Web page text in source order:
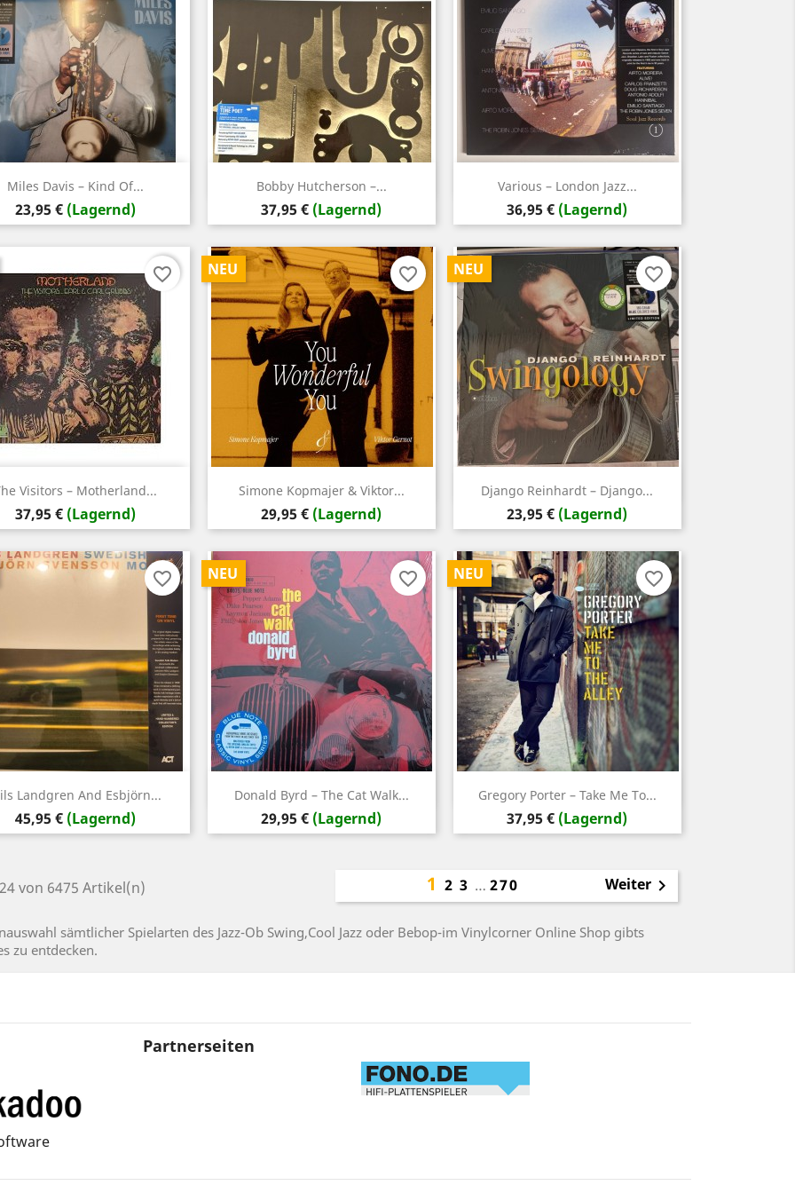
Miles Davis – Kind Of...
Preis
23,95 € (Lagernd)
Vorschau Bobby Hutcherson –...
Preis
37,95 € (Lagernd)
 Vorschau Various – London Jazz...
Preis
36,95 € (Lagernd)
 Vorschau
Visitors – Motherland...
Preis
37,95 € (Lagernd)
Vorschau
favorite_border
Simone Kopmajer & Viktor...
Preis
29,95 € (Lagernd)
NEU
Vorschau
favorite_border
Django Reinhardt – Django...
Preis
23,95 € (Lagernd)
NEU
Vorschau
favorite_border
Landgren And Esbjörn...
Preis
45,95 € (Lagernd)
Vorschau
favorite_border
Donald Byrd – The Cat Walk...
Preis
29,95 € (Lagernd)
NEU
Vorschau
favorite_border
Gregory Porter – Take Me To...
Preis
37,95 € (Lagernd)
NEU
Vorschau
favorite_border
von 6475 Artikel(n) 1 2 3 … 270 Weiter
sämtlicher Spielarten des Jazz-Ob Swing,Cool Jazz oder Bebop-im Vinylcorner Online Shop gibts
zu entdecken.
Partnerseiten